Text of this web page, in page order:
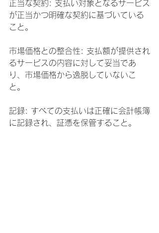
正当な契約: 支払い対象となるサービス
が正当かつ明確な契約に基づいている
こと。
市場価格との整合性: 支払額が提供され
るサービスの内容に対して妥当であ
り、市場価格から逸脱していないこ
と。
記録: すべての支払いは正確に会計帳簿
に記録され、証憑を保管すること。